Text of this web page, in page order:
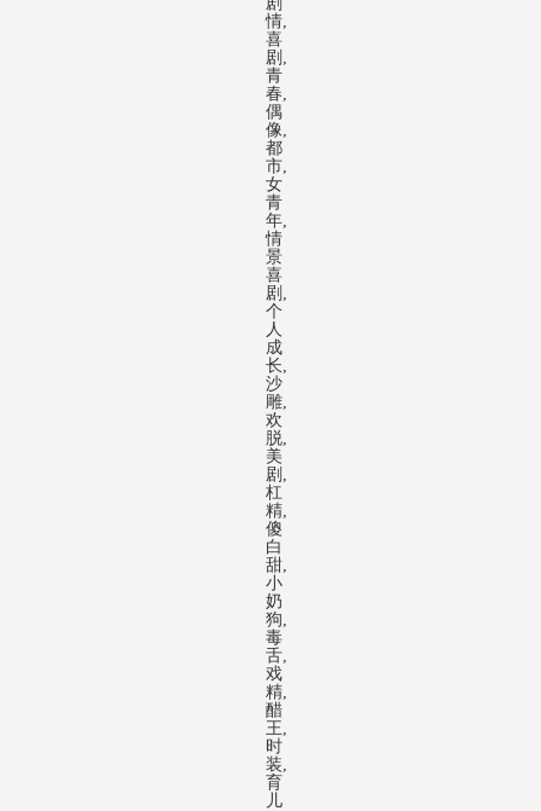
情,
喜
剧,
青
春,
偶
像,
都
市,
女
青
年,
情
景
喜
剧,
个
人
成
长,
沙
雕,
欢
脱,
美
剧,
杠
精,
傻
白
甜,
小
奶
狗,
毒
舌,
戏
精,
醋
王,
时
装,
育
儿